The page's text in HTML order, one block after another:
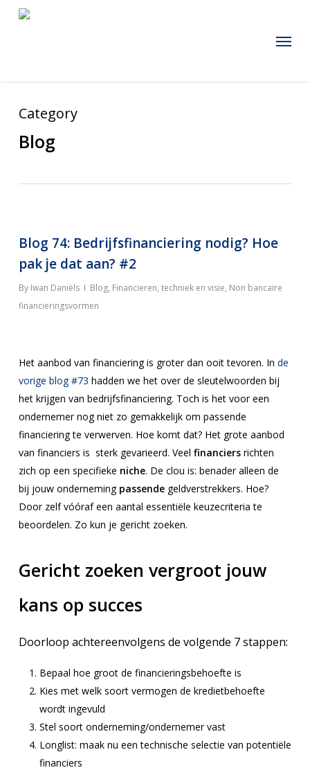
Menu
Category
Blog
Blog 74: Bedrijfsfinanciering nodig? Hoe
pak je dat aan? #2
By Iwan Daniëls Blog, Financieren, techniek en visie, Non bancaire
financieringsvormen
Het aanbod van financiering is groter dan ooit tevoren. In de
vorige blog #73 hadden we het over de sleutelwoorden bij
het krijgen van bedrijfsfinanciering. Toch is het voor een
ondernemer nog niet zo gemakkelijk om passende
financiering te verwerven. Hoe komt dat? Het grote aanbod
van financiers is sterk gevarieerd. Veel financiersrichten
zich op een specifieke niche. De clou is: benader alleen de
bij jouw onderneming passendegeldverstrekkers. Hoe?
Door zelf vóóraf een aantal essentiële keuzecriteria te
beoordelen. Zo kun je gericht zoeken.
Gericht zoeken vergroot jouw
kans op succes
Doorloop achtereenvolgens de volgende 7 stappen:
Bepaal hoe groot de financieringsbehoefte is
Kies met welk soort vermogen de kredietbehoefte
wordt ingevuld
Stel soort onderneming/ondernemer vast
Longlist: maak nu een technische selectie van potentiële
financiers